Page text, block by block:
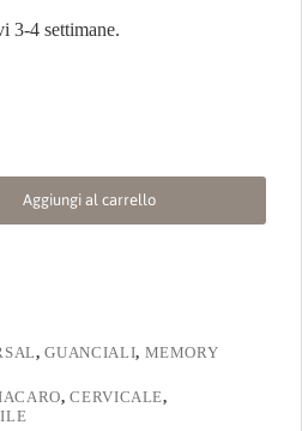
3-4 settimane.
Aggiungi al carrello
,GUANCIALI, MEMORY
,CERVICALE,